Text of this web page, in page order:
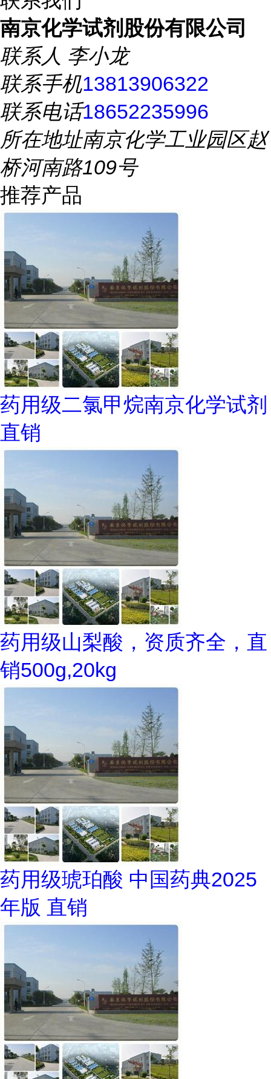
南京化学试剂股份有限公司
联系人 李小龙
联系手机13813906322
联系电话18652235996
所在地址南京化学工业园区赵
桥河南路109号
推荐产品
药用级二氯甲烷南京化学试剂
直销
药用级山梨酸，资质齐全，直
销500g,20kg
药用级琥珀酸 中国药典2025
年版 直销